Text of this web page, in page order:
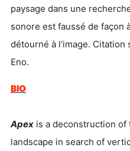
paysage dans une
sonore est faussé de façon
détourné à l’image.
Eno.
BIO
Apex is a deconstruction
landscape in search of